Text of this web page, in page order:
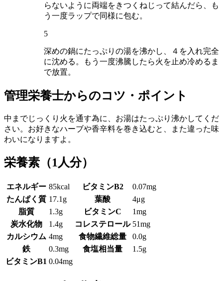
らないように両端をきつくねじって結んだら、も
う一度ラップで同様に包む。
5
深めの鍋にたっぷりの湯を沸かし、４を入れ完全
に沈める。もう一度沸騰したら火を止め冷めるま
で放置。
管理栄養士からのコツ・ポイント
中までじっくり火を通す為に、お湯はたっぷり沸かしてくだ
さい。お好きなハーブや香辛料を巻き込むと、また違った味
わいになりますよ。
栄養素 （1人分）
エネルギー 85kcal ビタミンB2
0.07mg
たんぱく質 17.1g 葉酸
4μg
脂質
1.3g ビタミンC
1mg
炭水化物
1.4g コレステロール 51mg
カルシウム 4mg 食物繊維総量
0.0g
鉄
0.3mg 食塩相当量
1.5g
ビタミンB1 0.04mg